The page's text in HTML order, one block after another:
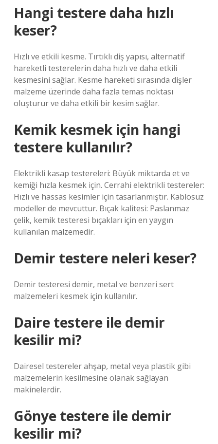
Hangi testere daha hızlı
keser?
Hızlı ve etkili kesme. Tırtıklı diş yapısı, alternatif
hareketli testerelerin daha hızlı ve daha etkili
kesmesini sağlar. Kesme hareketi sırasında dişler
malzeme üzerinde daha fazla temas noktası
oluşturur ve daha etkili bir kesim sağlar.
Kemik kesmek için hangi
testere kullanılır?
Elektrikli kasap testereleri: Büyük miktarda et ve
kemiği hızla kesmek için. Cerrahi elektrikli testereler:
Hızlı ve hassas kesimler için tasarlanmıştır. Kablosuz
modeller de mevcuttur. Bıçak kalitesi: Paslanmaz
çelik, kemik testeresi bıçakları için en yaygın
kullanılan malzemedir.
Demir testere neleri keser?
Demir testeresi demir, metal ve benzeri sert
malzemeleri kesmek için kullanılır.
Daire testere ile demir
kesilir mi?
Dairesel testereler ahşap, metal veya plastik gibi
malzemelerin kesilmesine olanak sağlayan
makinelerdir.
Gönye testere ile demir
kesilir mi?